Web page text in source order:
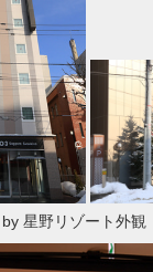
星野リゾート外観